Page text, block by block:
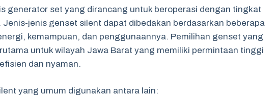
generator set yang dirancang untuk beroperasi dengan tingkat
Jenis-jenis genset silent dapat dibedakan berdasarkan beberapa
kemampuan, dan penggunaannya. Pemilihan genset yang
untuk wilayah Jawa Barat yang memiliki permintaan tinggi
dan nyaman.
yang umum digunakan antara lain: